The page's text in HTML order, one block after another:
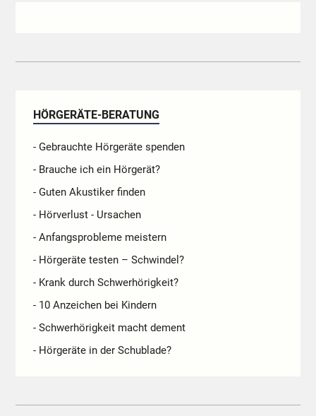
HÖRGERÄTE-BERATUNG
- Gebrauchte Hörgeräte spenden
- Brauche ich ein Hörgerät?
- Guten Akustiker finden
- Hörverlust - Ursachen
- Anfangsprobleme meistern
- Hörgeräte testen – Schwindel?
- Krank durch Schwerhörigkeit?
- 10 Anzeichen bei Kindern
- Schwerhörigkeit macht dement
- Hörgeräte in der Schublade?